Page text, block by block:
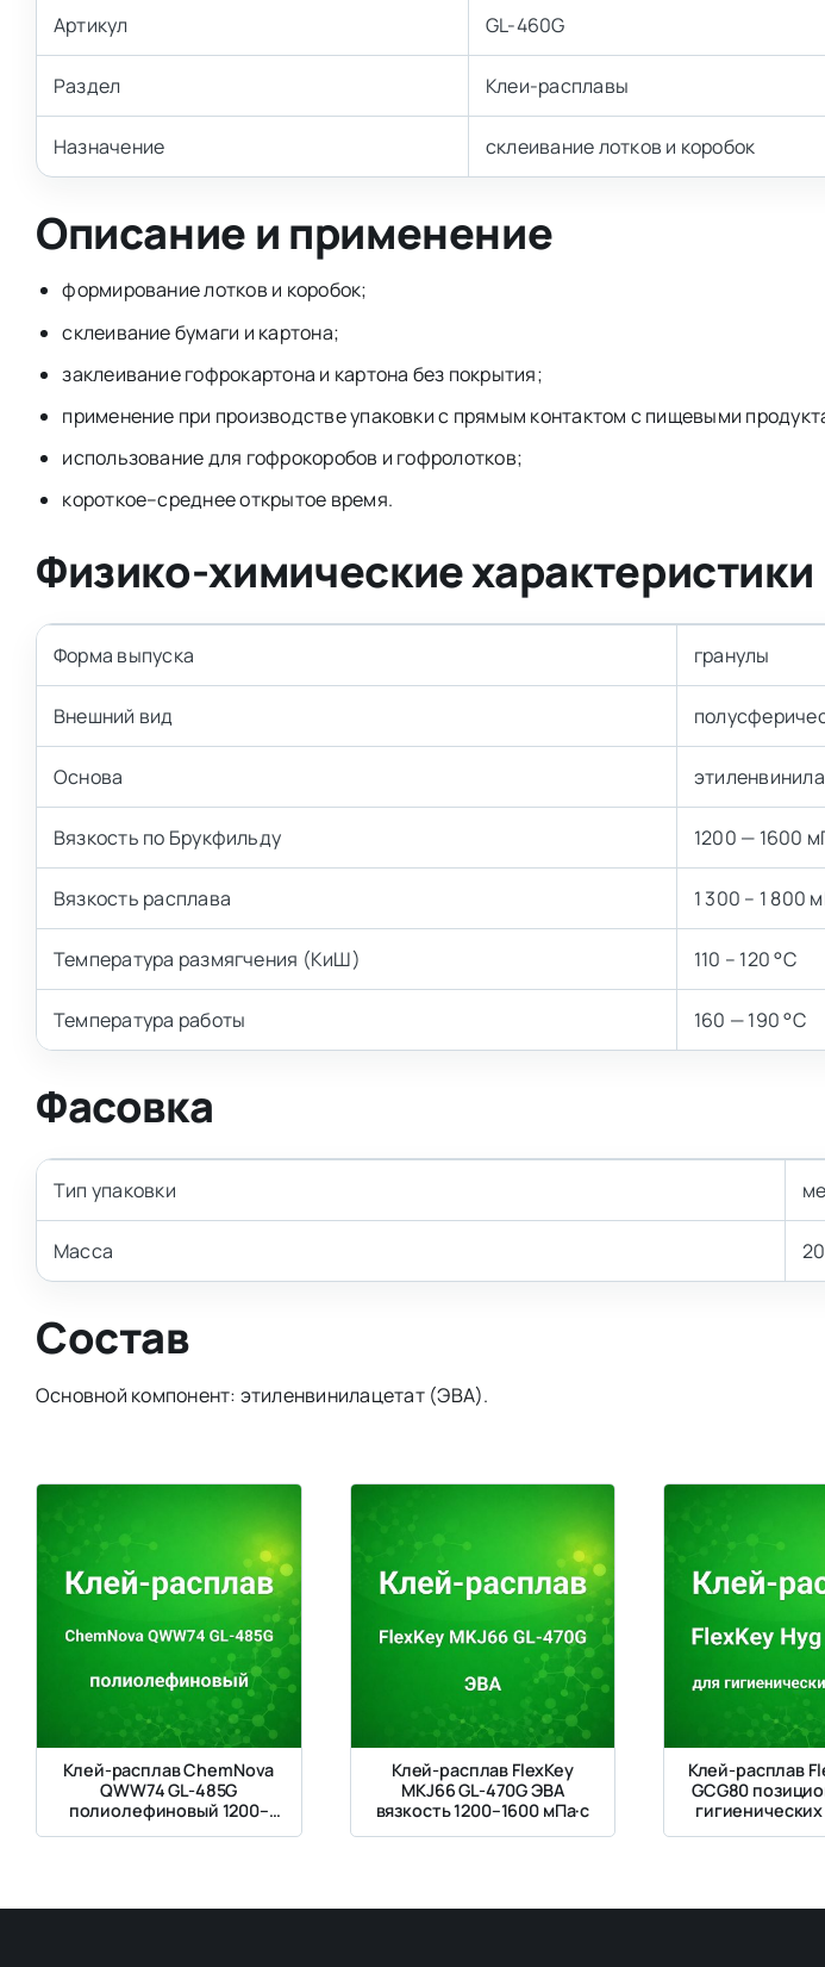
Артикул GL-460G
Раздел Клеи-расплавы
Назначение склеивание лотков и коробок
Описание и применение
формирование лотков и коробок;
склеивание бумаги и картона;
заклеивание гофрокартона и картона без покрытия;
применение при производстве упаковки с прямым контактом с пищевыми
использование для гофрокоробов и гофролотков;
короткое–среднее открытое время.
Физико-химические характеристики
Форма выпуска гранулы
Внешний вид
Основа
Вязкость по Брукфильду 1200 — 1600
Вязкость расплава 1 300 – 1 800
Температура размягчения (КиШ) 110 – 120 °C
Температура работы 160 — 190 °C
Фасовка
Тип упаковки
Масса
Состав
Основной компонент: этиленвинилацетат (ЭВА).
Клей-расплав ChemNova
QWW74 GL-485G
полиолефиновый 1200–
1600 мПа·с для плотного
Клей-расплав FlexKey
MKJ66 GL-470G ЭВА
вязкость 1200–1600 мПа·с
Клей-расплав
GCG80
135–150